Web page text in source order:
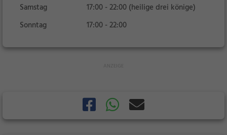
Samstag
17:00 - 22:00 (heilige drei könige)
Sonntag
17:00 - 22:00